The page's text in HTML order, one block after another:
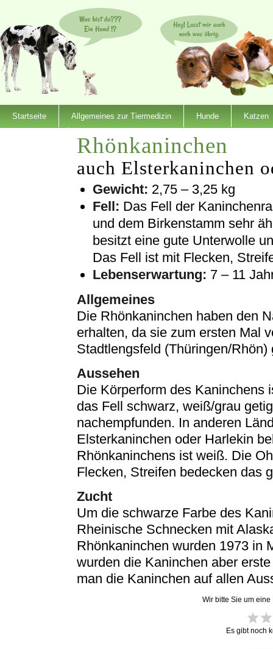
Startseite Allgemeines zur Tiermedizin Hunde Katzen
Rhönkaninchen
auch Elsterkaninchen
Gewicht: 2,75 – 3,25 kg
Fell: Das Fell der
und dem Birkenstamm sehr
besitzt eine gute Unterwolle
Das Fell ist mit Flecken,
Lebenserwartung: 7 – 11
Allgemeines
Die Rhönkaninchen haben den
erhalten, da sie zum ersten Mal
Stadtlengsfeld (Thüringen/Rhön)
Aussehen
Die Körperform des Kaninchens
das Fell schwarz, weiß/grau
nachempfunden. In anderen
Elsterkaninchen oder Harlekin
Rhönkaninchens ist weiß. Die
Flecken, Streifen bedecken das
Zucht
Um die schwarze Farbe des
Rheinische Schnecken mit
Rhönkaninchen wurden 1973 in
wurden die Kaninchen aber
man die Kaninchen auf allen
Wir bitte Sie um
Es gibt noch